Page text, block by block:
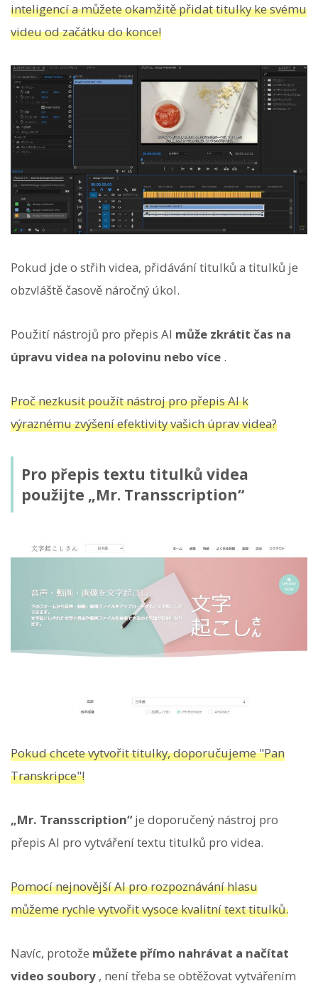
inteligencí a můžete okamžitě přidat titulky ke svému
videu od začátku do konce!
Pokud jde o střih videa, přidávání titulků a titulků je
obzvláště časově náročný úkol.
Použití nástrojů pro přepis AI může zkrátit čas na
úpravu videa na polovinu nebo více .
Proč nezkusit použít nástroj pro přepis AI k
výraznému zvýšení efektivity vašich úprav videa?
Pro přepis textu titulků videa
použijte „Mr. Transscription“
Pokud chcete vytvořit titulky, doporučujeme "Pan
Transkripce"!
„Mr. Transscription“je doporučený nástroj pro
přepis AI pro vytváření textu titulků pro videa.
Pomocí nejnovější AI pro rozpoznávání hlasu
můžeme rychle vytvořit vysoce kvalitní text titulků.
Navíc, protože můžete přímo nahrávat a načítat
video soubory , není třeba se obtěžovat vytvářením